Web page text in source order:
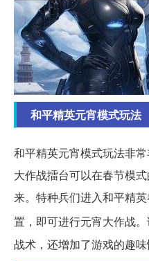
和平精英元宵模式玩法
和平精英元宵模式玩法非
大作战擂台可以在春节模
来。特种兵们进入和平精
置，即可进行元宵大作战
战术，还增加了游戏的趣味